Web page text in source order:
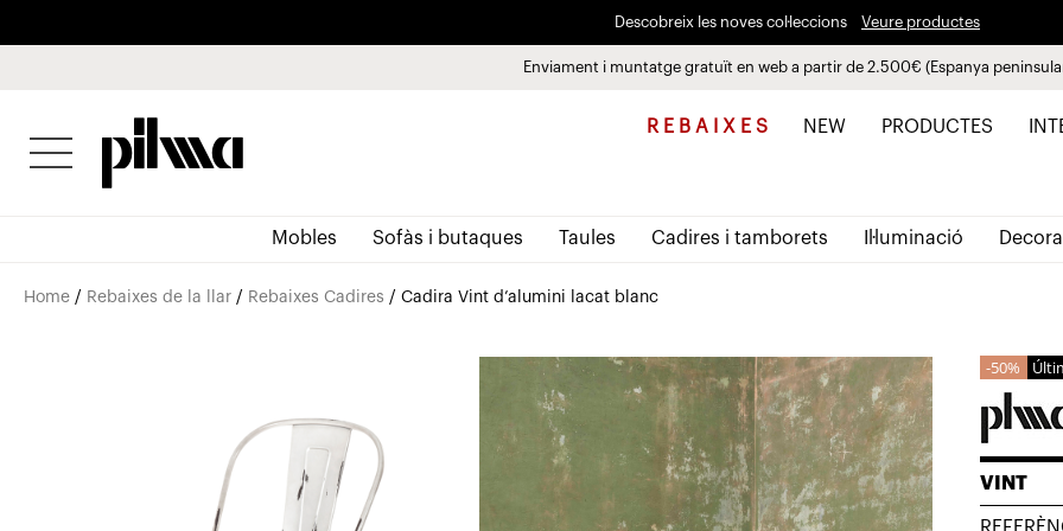
Paga a plaços fins a 3 mesos sense interessos 0% TAE
Descobreix les noves col·leccions Veure productes
Enviament i muntatge gratuït en web a partir de 2.500€ (Espanya
pilma R E B A I X E S NEW PRODUCTES
Mobles Sofàs i butaques Taules Cadires i tamborets Il·luminació
Home / Rebaixes de la llar / Rebaixes Cadires / Cadira Vint d’alumini lacat blanc
50%
VINT